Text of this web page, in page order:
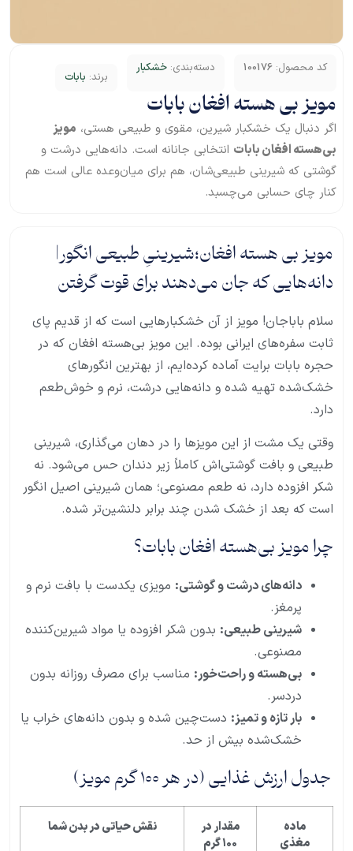
کد محصول: 100176 دسته‌بندی: خشکبار
برند: بابات
مویز بی هسته افغان بابات
اگر دنبال یک خشکبار شیرین، مقوی و طبیعی هستی، مویز
بی‌هسته افغان بابات انتخابی جانانه است. دانه‌هایی درشت و
گوشتی که شیرینی طبیعی‌شان، هم برای میان‌وعده عالی است هم
کنار چای حسابی می‌چسبد.
مویز بی هسته افغان؛شیرینیِ طبیعی انگور|
دانه‌هایی که جان می‌دهند برای قوت گرفتن
سلام باباجان! مویز از آن خشکبارهایی است که از قدیم پای
ثابت سفره‌های ایرانی بوده. این مویز بی‌هسته افغان که در
حجره بابات برایت آماده کرده‌ایم، از بهترین انگورهای
خشک‌شده تهیه شده و دانه‌هایی درشت، نرم و خوش‌طعم
دارد.
وقتی یک مشت از این مویزها را در دهان می‌گذاری، شیرینی
طبیعی و بافت گوشتی‌اش کاملاً زیر دندان حس می‌شود. نه
شکر افزوده دارد، نه طعم مصنوعی؛ همان شیرینی اصیل انگور
است که بعد از خشک شدن چند برابر دلنشین‌تر شده.
چرا مویز بی‌هسته افغان بابات؟
دانه‌های درشت و گوشتی: مویزی یکدست با بافت نرم و
پرمغز.
شیرینی طبیعی: بدون شکر افزوده یا مواد شیرین‌کننده
مصنوعی.
بی‌هسته و راحت‌خور: مناسب برای مصرف روزانه بدون
دردسر.
بار تازه و تمیز: دست‌چین شده و بدون دانه‌های خراب یا
خشک‌شده بیش از حد.
جدول ارزش غذایی (در هر ۱۰۰ گرم مویز)
ماده
مغذی
مقدار در
۱۰۰ گرم
نقش حیاتی در بدن شما